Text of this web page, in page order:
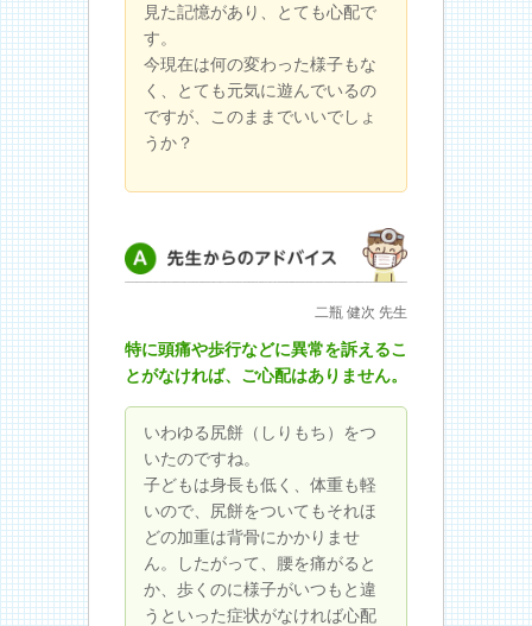
見た記憶があり、とても心配で
す。
今現在は何の変わった様子もな
く、とても元気に遊んでいるの
ですが、このままでいいでしょ
うか？
先生からのアドバイス二瓶 健次 先生
特に頭痛や歩行などに異常を訴えるこ
とがなければ、ご心配はありません。
いわゆる尻餅（しりもち）をつ
いたのですね。
子どもは身長も低く、体重も軽
いので、尻餅をついてもそれほ
どの加重は背骨にかかりませ
ん。したがって、腰を痛がると
か、歩くのに様子がいつもと違
うといった症状がなければ心配